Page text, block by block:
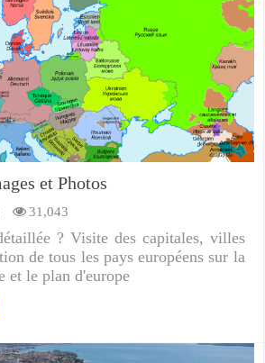
et Photos
31,043
? Visite des capitales, villes
de tous les pays européens sur la
et le plan d'europe